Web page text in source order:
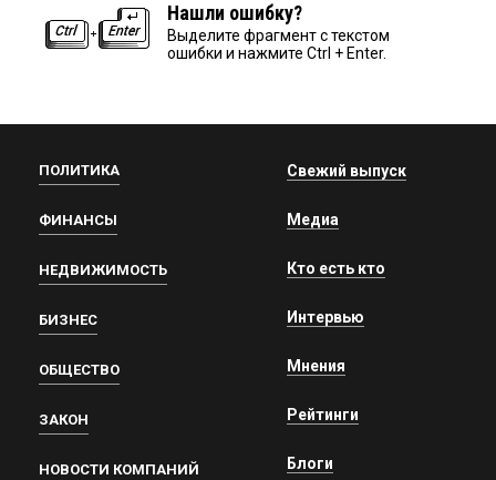
Нашли ошибку?
Выделите фрагмент с текстом
ошибки и нажмите Ctrl + Enter.
ПОЛИТИКА
ФИНАНСЫ
НЕДВИЖИМОСТЬ
БИЗНЕС
ОБЩЕСТВО
ЗАКОН
НОВОСТИ КОМПАНИЙ
Свежий выпуск
Медиа
Кто есть кто
Интервью
Мнения
Рейтинги
Блоги